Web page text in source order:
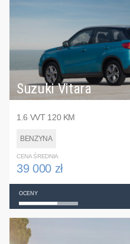
Suzuki Vitara
1.6 VVT 120 KM
BENZYNA
CENA ŚREDNIA
39 000 zł
OCENY